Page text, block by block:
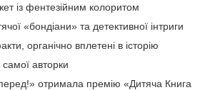
із фентезійним колоритом
«бондіани» та детективної інтриги
органічно вплетені в історію
самої авторки
отримала премію «Дитяча Книга